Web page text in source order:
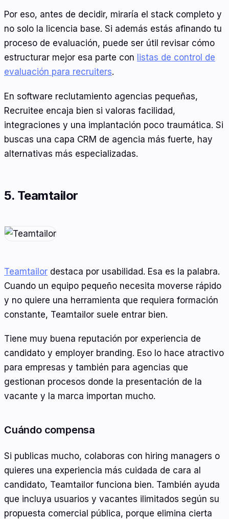
Por eso, antes de decidir, miraría el stack completo y
no solo la licencia base. Si además estás afinando tu
proceso de evaluación, puede ser útil revisar cómo
estructurar mejor esa parte con listas de control de
evaluación para recruiters.
En software reclutamiento agencias pequeñas,
Recruitee encaja bien si valoras facilidad,
integraciones y una implantación poco traumática. Si
buscas una capa CRM de agencia más fuerte, hay
alternativas más especializadas.
5. Teamtailor
Teamtailor destaca por usabilidad. Esa es la palabra.
Cuando un equipo pequeño necesita moverse rápido
y no quiere una herramienta que requiera formación
constante, Teamtailor suele entrar bien.
Tiene muy buena reputación por experiencia de
candidato y employer branding. Eso lo hace atractivo
para empresas y también para agencias que
gestionan procesos donde la presentación de la
vacante y la marca importan mucho.
Cuándo compensa
Si publicas mucho, colaboras con hiring managers o
quieres una experiencia más cuidada de cara al
candidato, Teamtailor funciona bien. También ayuda
que incluya usuarios y vacantes ilimitados según su
propuesta comercial pública, porque elimina cierta